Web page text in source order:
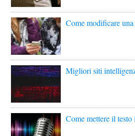
Come modificare
Migliori siti
Come mettere il testo